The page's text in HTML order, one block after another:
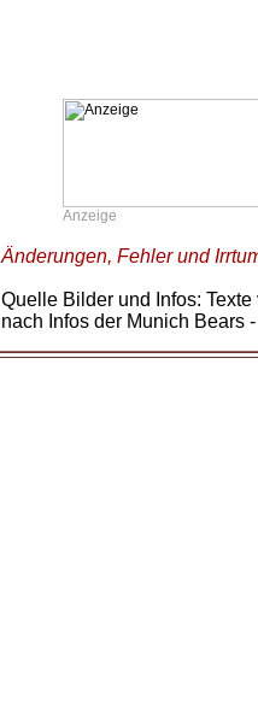
Anzeige
Änderungen, Fehler und
Quelle Bilder und Infos:
nach Infos der Munich Bears